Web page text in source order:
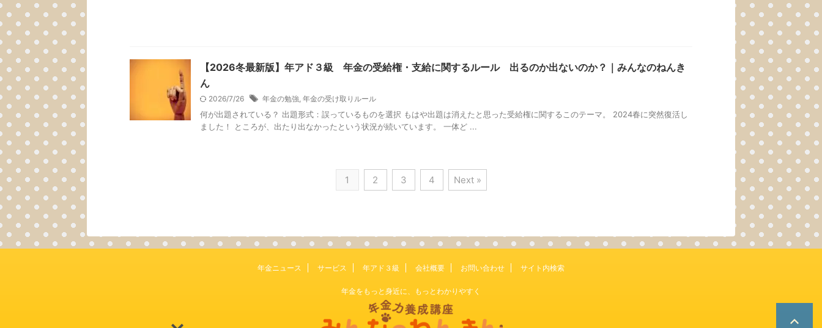
【2026冬最新版】年アド３級 年金の受給権・支給に関するルール 出るのか出ないのか？｜みんなのねんき
ん
2026/7/26 年金の勉強, 年金の受け取りルール
何が出題されている？ 出題形式：誤っているものを選択 もはや出題は消えたと思った受給権に関するこのテーマ。 2024春に突然復活し
ました！ ところが、出たり出なかったという状況が続いています。 一体ど ...
1 2 3 4 Next »
年金ニュース サービス 年アド３級 会社概要 お問い合わせ サイト内検索
年金をもっと身近に、もっとわかりやすく